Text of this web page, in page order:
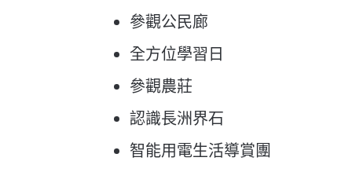
參觀公民廊
全方位學習日
參觀農莊
認識長洲界石
智能用電生活導賞團